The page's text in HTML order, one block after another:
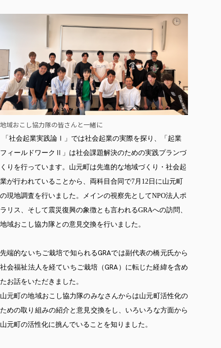
お役立ち情報（リンク集）
放射線モニタリング測定結果（国見キャンパス）
学部・学科等設置計画履行状況報告書
大学院
総合福祉学研究科 社会福祉学専攻 修士課程
総合福祉学研究科 社会福祉学専攻 博士課程
総合福祉学研究科 福祉心理学専攻 修士課程
教育学研究科 教育学専攻 修士課程
通信教育部
通信制大学院 総合福祉学研究科 社会福祉学専攻 修士課程
通信制大学院 総合福祉学研究科 福祉心理学専攻 修士課程
カリキュラム（学部・大学院）
その他の就学機会
学びの特徴
学びの特徴
ICT教育
初年次教育（リエゾンゼミⅠ）
実学臨床教育（総合福祉学部のみ履修可能）
教育実践活動（教育学科学生のみ受講可能）
禅のこころ
教員紹介・業績
学びのサポート
学びのサポート
授業料減免・奨学金等
宿舎の紹介
学生自主活動支援
社会人学生の育児支援（一時預かり）
学生総合補償制度
スポーツ傷害保険
単独学内説明会のご案内
資格取得報奨制度について
東北福祉大学求人・インターンシップ検索サイト（キャリタス
卒業生の方
卒業生の方
卒業後のキャリア支援体制
在学生による訪問、情報提供へのご協力のお願い
卒業生アンケート
よくあるご質問
東北福祉大学のDNA
在学生インタビュー
Prospective Students
学生支援センター国際交流の活動
スタッフ紹介
ニュース一覧
共同研究等をご検討の皆様へ
東北福祉大学の紀要・リポジトリ
研究紀要
教職研究
東北福祉大学教育・教職センター特別支援教育研究年報一覧
芹沢銈介美術工芸館年報
東北福祉大学機関リポジトリ
東北福祉大学オープンアクセス方針
産学・産学官連携
産学・産学官連携
「高齢者のフレイル予防及びデジタルデバイド解消に向けた産
高齢者施設特化型モジュラー車いす開発
学生参加 × 産学官連携 ～ 「行学一如」の実践
社会貢献・地域連携活動
社会貢献・地域連携活動
社会貢献への取り組み
社会貢献・地域連携活動報告書
伝承講座「311『伝える／備える』次世代塾」
JICA草の根技術協力事業
被災地の子ども支援活動
生涯学習・社会人講座
自治体・団体等との主な協定
自治体・団体等との主な協定
研究所について
研究者のご紹介
月例TFU実学臨床研究セミナー
特別支援教育研究室
TFU教育フォーラム
取材について
同窓会
学内ポータルシステム
Universal Passport
地域おこし協力隊の皆さんと一緒に
「社会起業実践論Ⅰ」では社会起業の実際を探り、「起業
フィールドワークⅡ」は社会課題解決のための実践プランづ
くりを行っています。山元町は先進的な地域づくり・社会起
業が行われていることから、両科目合同で7月 12 日に山元町
の現地調査を行いました。メインの視察先としてNPO法人ポ
ラリス、そして震災復興の象徴とも言われるGRAへの訪問、
地域おこし協力隊との意見交換を行いました。
先端的ないちご栽培で知られるGRAでは副代表の橋元氏から
社会福祉法人を経ていちご栽培（GRA ）に転じた経緯を含め
たお話をいただきました。
山元町の地域おこし協力隊のみなさんからは山元町活性化の
ための取り組みの紹介と意見交換をし、いろいろな方面から
山元町の活性化に挑んでいることを知りました。